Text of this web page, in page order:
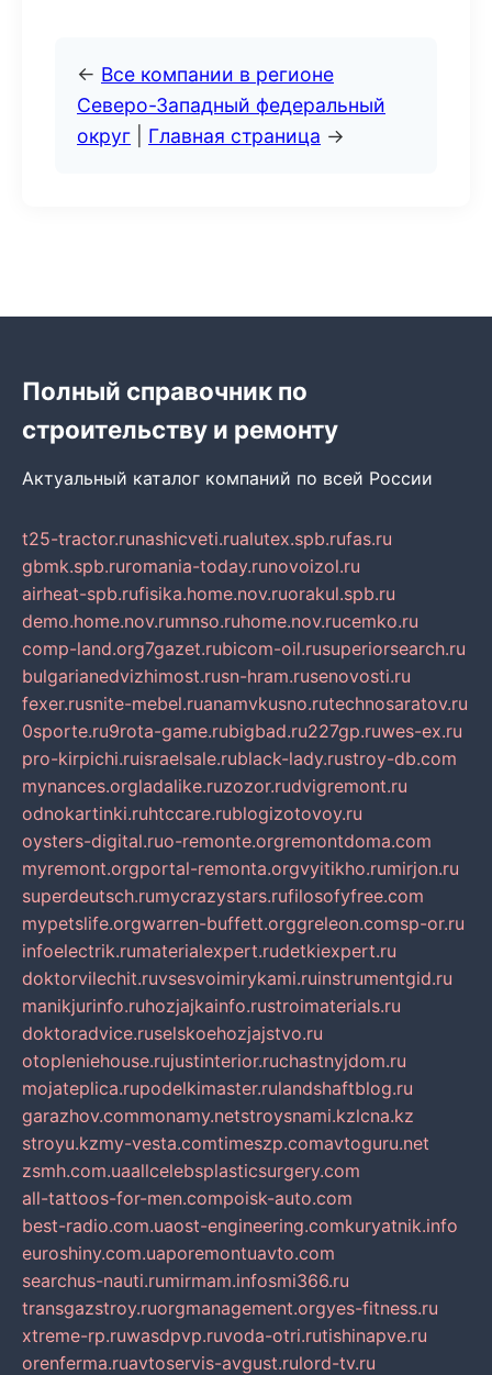
← Все компании в регионе
Северо-Западный федеральный
округ
Главная страница →
Полный справочник по
строительству и ремонту
Актуальный каталог компаний по всей России
t25-tractor.runashicveti.rualutex.spb.rufas.ru
gbmk.spb.ruromania-today.runovoizol.ru
airheat-spb.rufisika.home.nov.ruorakul.spb.ru
demo.home.nov.rumnso.ruhome.nov.rucemko.ru
comp-land.org7gazet.rubicom-oil.rusuperiorsearch.ru
bulgarianedvizhimost.rusn-hram.rusenovosti.ru
fexer.rusnite-mebel.ruanamvkusno.rutechnosaratov.ru
0sporte.ru9rota-game.rubigbad.ru227gp.ruwes-ex.ru
pro-kirpichi.ruisraelsale.rublack-lady.rustroy-db.com
mynances.orgladalike.ruzozor.rudvigremont.ru
odnokartinki.ruhtccare.rublogizotovoy.ru
oysters-digital.ruo-remonte.orgremontdoma.com
myremont.orgportal-remonta.orgvyitikho.rumirjon.ru
superdeutsch.rumycrazystars.rufilosofyfree.com
mypetslife.orgwarren-buffett.orggreleon.comsp-or.ru
infoelectrik.rumaterialexpert.rudetkiexpert.ru
doktorvilechit.ruvsesvoimirykami.ruinstrumentgid.ru
manikjurinfo.ruhozjajkainfo.rustroimaterials.ru
doktoradvice.ruselskoehozjajstvo.ru
otopleniehouse.rujustinterior.ruchastnyjdom.ru
mojateplica.rupodelkimaster.rulandshaftblog.ru
garazhov.commonamy.netstroysnami.kzlcna.kz
stroyu.kzmy-vesta.comtimeszp.comavtoguru.net
zsmh.com.uaallcelebsplasticsurgery.com
all-tattoos-for-men.compoisk-auto.com
best-radio.com.uaost-engineering.comkuryatnik.info
euroshiny.com.uaporemontuavto.com
searchus-nauti.rumirmam.infosmi366.ru
transgazstroy.ruorgmanagement.orgyes-fitness.ru
xtreme-rp.ruwasdpvp.ruvoda-otri.rutishinapve.ru
orenferma.ruavtoservis-avgust.rulord-tv.ru